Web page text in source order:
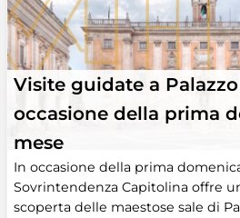
Visite guidate a
occasione della prima
mese
In occasione della prima
Sovrintendenza Capitolina offre
scoperta delle maestose sale di